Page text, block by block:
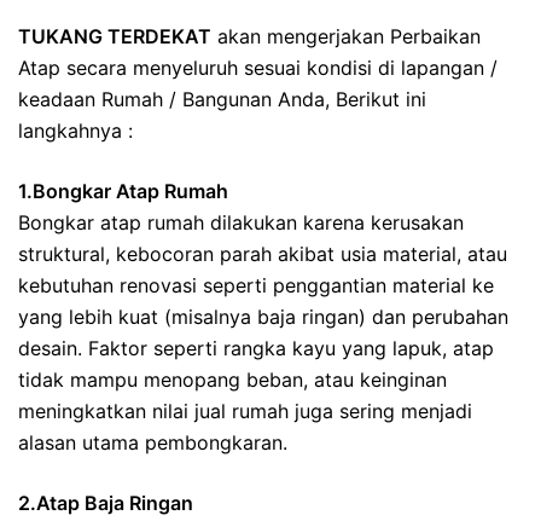
TUKANG TERDEKAT akan mengerjakan Perbaikan
Atap secara menyeluruh sesuai kondisi di lapangan /
keadaan Rumah / Bangunan Anda, Berikut ini
langkahnya :
1.Bongkar Atap Rumah
Bongkar atap rumah dilakukan karena kerusakan
struktural, kebocoran parah akibat usia material, atau
kebutuhan renovasi seperti penggantian material ke
yang lebih kuat (misalnya baja ringan) dan perubahan
desain. Faktor seperti rangka kayu yang lapuk, atap
tidak mampu menopang beban, atau keinginan
meningkatkan nilai jual rumah juga sering menjadi
alasan utama pembongkaran.
2.Atap Baja Ringan